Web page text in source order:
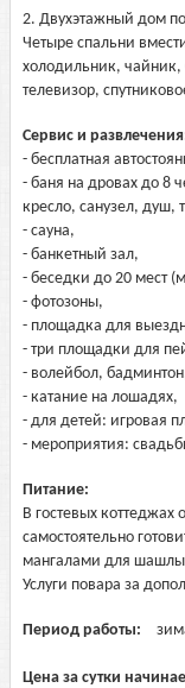
2. Двухэтажный дом
Четыре спальни
холодильник, чайник,
телевизор,
Сервис и
- бесплатная
- баня на дровах до 8
кресло, санузел, душ,
- сауна,
- банкетный зал,
- беседки до 20 мест
- фотозоны,
- площадка для
- три площадки для
- волейбол,
- катание на лошадях,
- для детей: игровая
- мероприятия:
Питание:
В гостевых
самостоятельно
мангалами для
Услуги повара за
Период работы:
Цена за сутки